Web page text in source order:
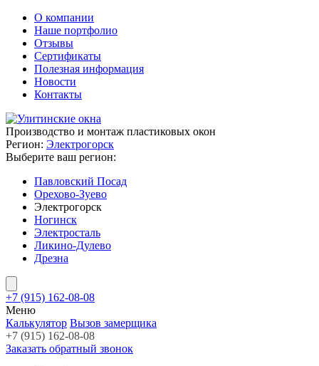
О компании
Наше портфолио
Отзывы
Сертификаты
Полезная информация
Новости
Контакты
Производство и монтаж пластиковых окон
Регион: Электрогорск
Выберите ваш регион:
Павловский Посад
Орехово-Зуево
Электрогорск
Ногинск
Электросталь
Ликино-Дулево
Дрезна
+7 (915) 162-08-08
Меню
Калькулятор Вызов замерщика
+7 (915) 162-08-08
Заказать обратный звонок